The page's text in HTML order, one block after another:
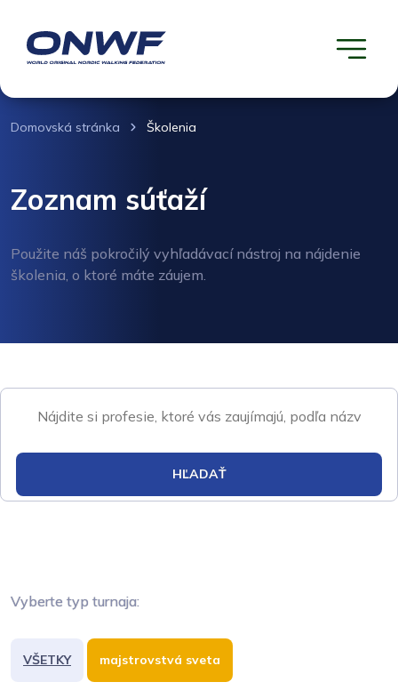
Domovská stránka Školenia
Zoznam súťaží
Použite náš pokročilý vyhľadávací nástroj na nájdenie
školenia, o ktoré máte záujem.
HĽADAŤ
Vyberte typ turnaja:
VŠETKY majstrovstvá sveta